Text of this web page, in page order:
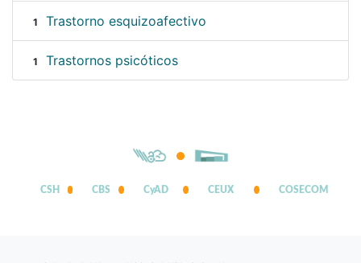
1 Trastorno esquizoafectivo
1 Trastornos psicóticos
CSH CBS CyAD CEUX COSECOM